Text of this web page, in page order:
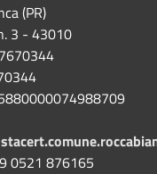
(PR)
3 - 43010
0521 876165